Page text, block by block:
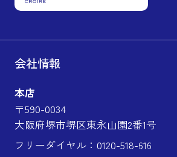
会社情報
本店
〒590-0034
大阪府堺市堺区東永山園2番1号
フリーダイヤル：0120-518-616